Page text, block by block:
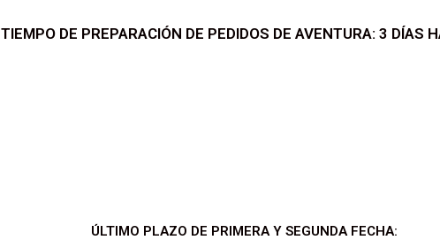
TIEMPO DE PREPARACIÓN DE PEDIDOS DE AVENTURA: 3 DÍAS
ÚLTIMO PLAZO DE PRIMERA Y SEGUNDA FECHA: